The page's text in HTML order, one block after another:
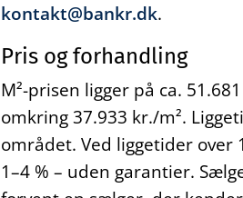
kontakt@bankr.dk.
Pris og forhandling
M²-prisen ligger på ca.
omkring 37.933 kr./m².
området. Ved liggetider over
1–4 % – uden garantier.